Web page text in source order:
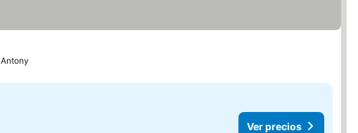
Antony
Ver precios